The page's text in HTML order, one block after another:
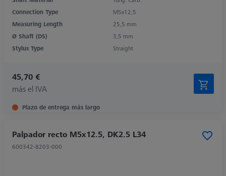
Connection Type
M5x12,5
Measuring Length
25,5 mm
Ø Shaft (DS)
3,5 mm
Stylus Type
Straight
45,70 €
más el IVA
Plazo de entrega más largo
Palpador recto M5x12.5, DK2.5 L34
600342-8203-000